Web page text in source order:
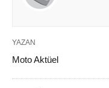
YAZAN
Moto Aktüel